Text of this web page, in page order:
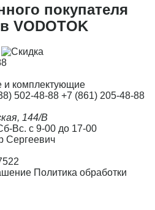
покупателя
VODOTOK
и комплектующие
502-48-88 +7 (861) 205-48-88
144/В
Вс. с 9-00 до 17-00
Сергеевич
Политика обработки